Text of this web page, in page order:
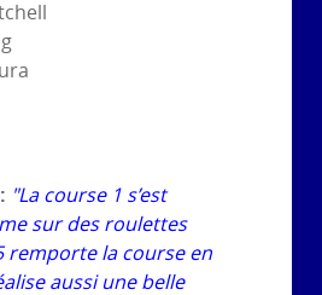
"La course 1 s’est
sur des roulettes
remporte la course en
aussi une belle